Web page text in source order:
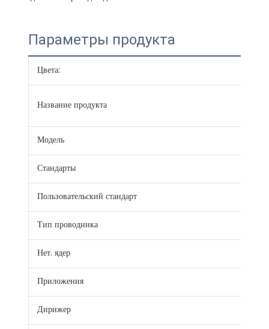
Параметры продукта
Цвета:
Название продукта
Модель
Стандарты
Пользовательский стандарт
Тип проводника
Нет. ядер
Приложения
Дирижер